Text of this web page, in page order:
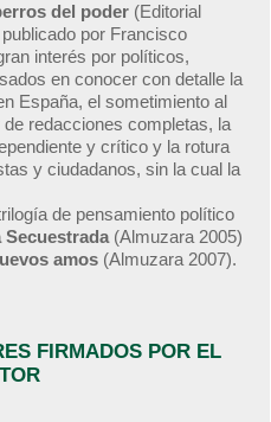
del poder (Editorial
por Francisco
interés por políticos,
en conocer con detalle la
España, el sometimiento al
redacciones completas, la
y crítico y la rotura
y ciudadanos, sin la cual la
de pensamiento político
Secuestrada (Almuzara 2005)
amos (Almuzara 2007).
FIRMADOS POR EL